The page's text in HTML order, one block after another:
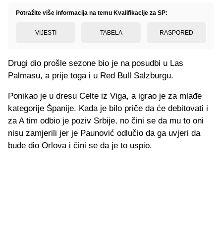
Potražite više informacija na temu Kvalifikacije za SP:
VIJESTI TABELA RASPORED
Drugi dio prošle sezone bio je na posudbi u Las
Palmasu, a prije toga i u Red Bull Salzburgu.
Ponikao je u dresu Celte iz Viga, a igrao je za mlađe
kategorije Španije. Kada je bilo priče da će debitovati i
za A tim odbio je poziv Srbije, no čini se da mu to oni
nisu zamjerili jer je Paunović odlučio da ga uvjeri da
bude dio Orlova i čini se da je to uspio.